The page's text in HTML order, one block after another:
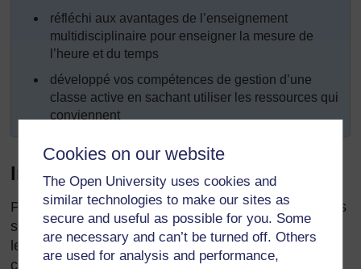
Cookies on our website
The Open University uses cookies and
similar technologies to make our sites as
secure and useful as possible for you. Some
are necessary and can’t be turned off. Others
are used for analysis and performance,
réfléchi aux avantages de l’enseignement
multidisciplinaire pour enseigner la mesure de
l’heure et du temps
développé vos compétences de gestion d’une
classe active en sachant utiliser les ressources qui
conviennent
Introduction
Pour que les élèves puissent lire l’heure, il faut qu’ils
soient sensibilisés à la notion de temps – le passé,
le présent et le futur. Une question se pose donc :
comment peut-on aider les élèves à lire l’heure et à